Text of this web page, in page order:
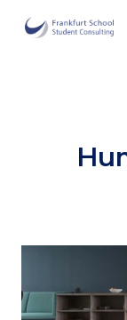
Events